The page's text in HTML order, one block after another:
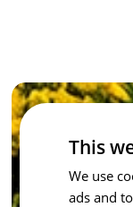
A washed stair
stylish accessory
outdoor space.
This
We use
ads and